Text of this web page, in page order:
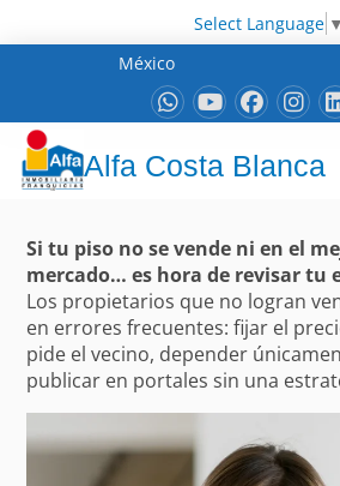
Select Language ▼
México
Alfa Costa Blanca
Si tu piso no se vende ni en el
mercado… es hora de revisar tu
Los propietarios que no logran
en errores frecuentes: fijar el
pide el vecino, depender
publicar en portales sin una